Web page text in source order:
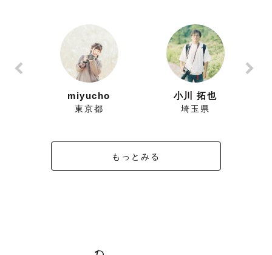
miyucho
東京都
小川 拓也
埼玉県
もっとみる